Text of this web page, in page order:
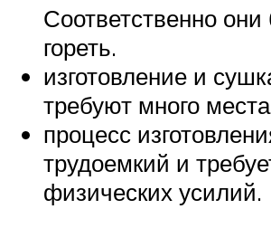
Соответственно они
гореть.
изготовление и
требуют много
процесс
трудоемкий и
физических усилий.